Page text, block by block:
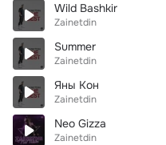
Wild Bashkir
Zainetdin
Summer
Zainetdin
Яны Кон
Zainetdin
Neo Gizza
Zainetdin